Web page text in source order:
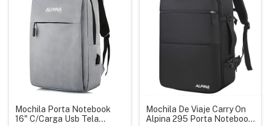
Mochila Porta Notebook
16" C/Carga Usb Tela
Mochila De Viaje Carry On
Alpina 295 Porta Notebook